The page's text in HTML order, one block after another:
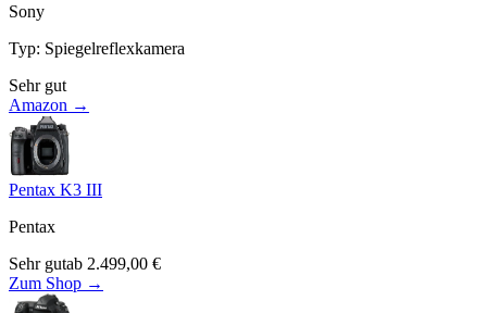
Sony
Typ: Spiegelreflexkamera
Sehr gut
Amazon →
Pentax K3 III
Pentax
Sehr gutab 2.499,00 €
Zum Shop →